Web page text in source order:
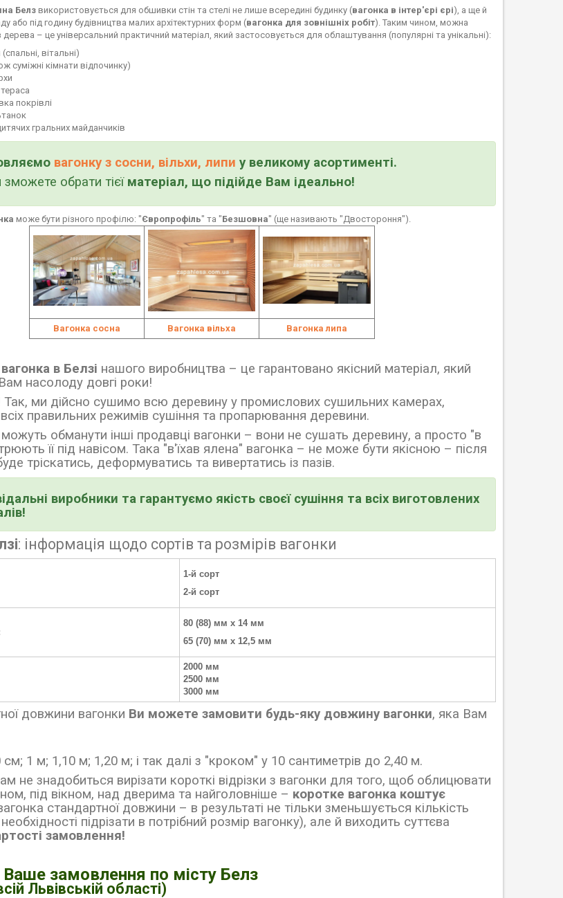
Белз використовується для обшивки стін та стелі не лише всередині будинку (вагонка в інтер'єрі єрі), а ще й
або під годину будівництва малих архітектурних форм (вагонка для зовнішніх робіт). Таким чином, можна
– це універсальний практичний матеріал, який застосовується для облаштування (популярні та унікальні):
вітальні)
суміжні кімнати відпочинку)
покрівлі
гральних майданчиків
вагонку з сосни, вільхи, липи у великому асортименті.
обрати тієї матеріал, що підійде Вам ідеально!
може бути різного профілю: "Європрофіль" та "Безшовна" (ще називають "Двостороння").
Вагонка сосна Вагонка вільха Вагонка липа
в Белзі нашого виробництва – це гарантовано якісний матеріал, який
насолоду довгі роки!
ми дійсно сушимо всю деревину у промислових сушильних камерах,
правильних режимів сушіння та пропарювання деревини.
обманути інші продавці вагонки – вони не сушать деревину, а просто "в
її під навісом. Така "в'їхав ялена" вагонка – не може бути якісною – після
тріскатись, деформуватись та вивертатись із пазів.
виробники та гарантуємо якість своєї сушіння та всіх виготовлених
: інформація щодо сортів та розмірів вагонки
1-й сорт
2-й сорт
80 (88) мм х 14 мм
65 (70) мм х 12,5 мм
2000 мм
2500 мм
3000 мм
довжини вагонки Ви можете замовити будь-яку довжину вагонки, яка Вам
1 м; 1,10 м; 1,20 м; і так далі з "кроком" у 10 сантиметрів до 2,40 м.
не знадобиться вирізати короткі відрізки з вагонки для того, щоб облицювати
під вікном, над дверима та найголовніше – коротке вагонка коштує
стандартної довжини – в результаті не тільки зменьшується кількість
підрізати в потрібний розмір вагонку), але й виходить суттєва
замовлення!
замовлення по місту Белз
Львівській області)